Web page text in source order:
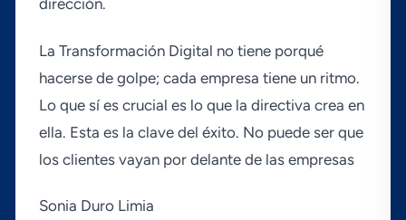
dirección.
La Transformación Digital no tiene porqué
hacerse de golpe; cada empresa tiene un ritmo.
Lo que sí­ es crucial es lo que la directiva crea en
ella. Esta es la clave del éxito. No puede ser que
los clientes vayan por delante de las empresas
Sonia Duro Limia